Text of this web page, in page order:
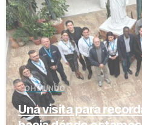
OH MUNDO
Una visita para